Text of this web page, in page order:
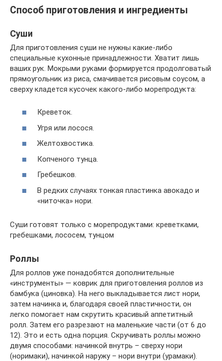
Способ приготовления и ингредиенты
Суши
Для приготовления суши не нужны какие-либо
специальные кухонные принадлежности. Хватит лишь
ваших рук. Мокрыми руками формируется продолговатый
прямоугольник из риса, смачивается рисовым соусом, а
сверху кладется кусочек какого-либо морепродукта:
Креветок.
Угря или лосося.
Желтохвостика.
Копченого тунца.
Гребешков.
В редких случаях тонкая пластинка авокадо и
«ниточка» нори.
Суши готовят только с морепродуктами: креветками,
гребешками, лососем, тунцом
Роллы
Для роллов уже понадобятся дополнительные
«инструменты» — коврик для приготовления роллов из
бамбука (циновка). На него выкладывается лист нори,
затем начинка и, благодаря своей пластичности, он
легко помогает нам скрутить красивый аппетитный
ролл. Затем его разрезают на маленькие части (от 6 до
12). Это и есть одна порция. Скручивать роллы можно
двумя способами: начинкой внутрь – сверху нори
(норимаки), начинкой наружу – нори внутри (урамаки).